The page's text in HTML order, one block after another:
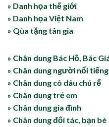
» Danh họa thế giới
» Danh họa Việt Nam
» Qùa tặng tân gia
» Chân dung Bác Hồ, Bác
» Chân dung người nổi tiếng
» Chân dung cô dâu chú rể
» Chân dung trẻ em
» Chân dung gia đình
» Chân dung đối tác, bạn bè